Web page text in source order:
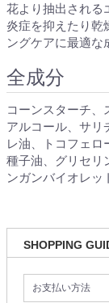
花より抽出される
炎症を抑えたり乾
ングケアに最適な
全成分
コーンスターチ、
アルコール、サリ
レ油、トコフェロ
種子油、グリセリ
ンガンバイオレッ
SHOPPING
お支払い方法